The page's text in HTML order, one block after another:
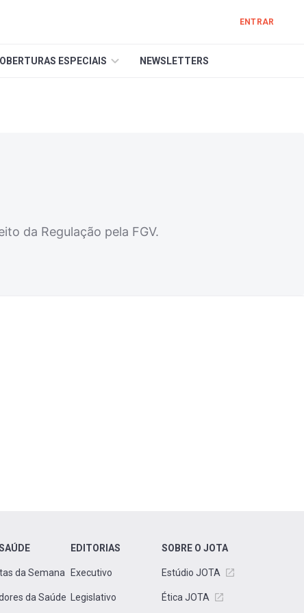
ENTRAR
ESPECIAIS NEWSLETTERS
da Regulação pela FGV.
da Semana
da Saúde
EDITORIAS
Executivo
Legislativo
SOBRE O JOTA
Estúdio JOTA
Ética JOTA